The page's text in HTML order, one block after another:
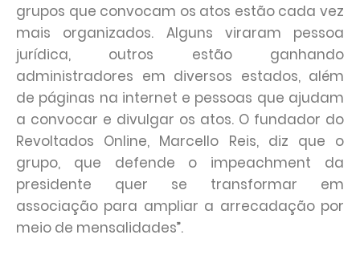
grupos que convocam os atos estão cada vez
mais organizados. Alguns viraram pessoa
jurídica, outros estão ganhando
administradores em diversos estados, além
de páginas na internet e pessoas que ajudam
a convocar e divulgar os atos. O fundador do
Revoltados Online, Marcello Reis, diz que o
grupo, que defende o impeachment da
presidente quer se transformar em
associação para ampliar a arrecadação por
meio de mensalidades”.